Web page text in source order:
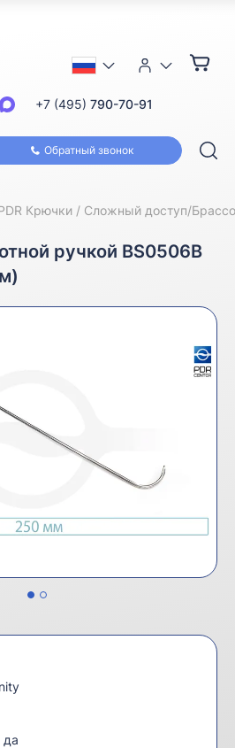
Обратный звонок
+7 (495) 790-70-91
Крючки Сложный доступ/
ручкой BS0506B
да